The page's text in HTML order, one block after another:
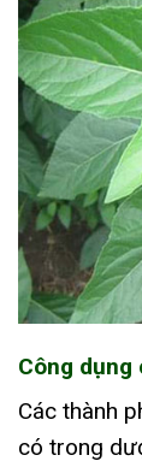
Công dụng
Các thành
có trong